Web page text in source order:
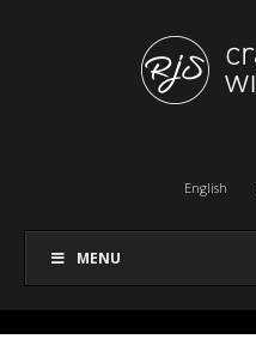
English
MENU